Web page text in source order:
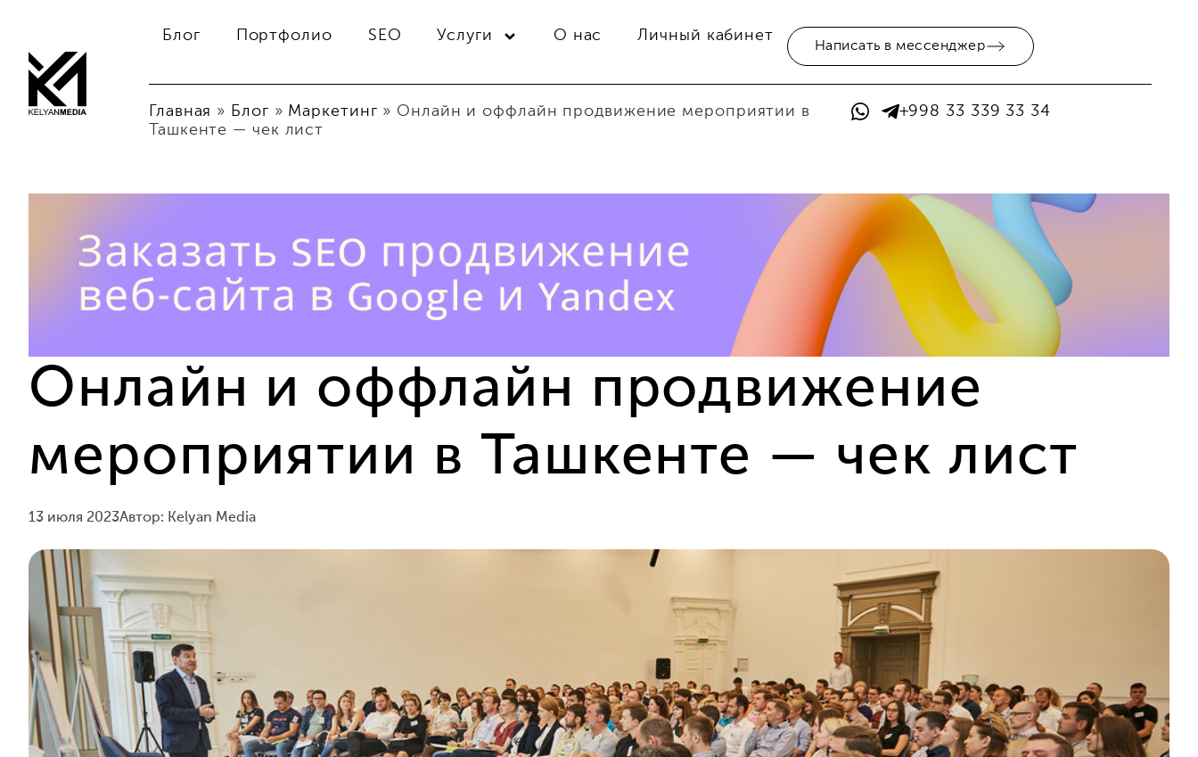
Блог Портфолио SEO Услуги О нас Личный кабинет
Написать в мессенджер
Главная » Блог » Маркетинг » Онлайн и оффлайн продвижение мероприятии в
Ташкенте — чек лист
+998 33 339 33 34
Онлайн и оффлайн продвижение
мероприятии в Ташкенте — чек лист
13 июля 2023Автор: Kelyan Media